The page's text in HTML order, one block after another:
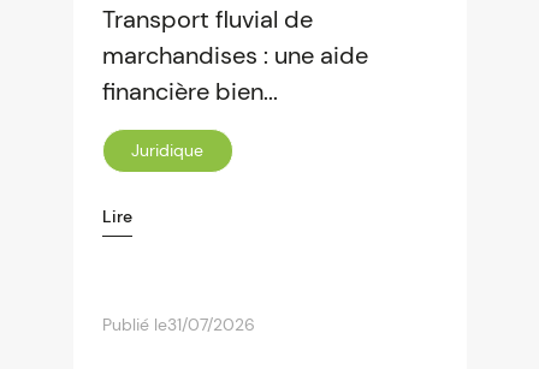
Transport fluvial de
marchandises : une aide
financière bien...
Juridique
Lire
Publié le31/07/2026